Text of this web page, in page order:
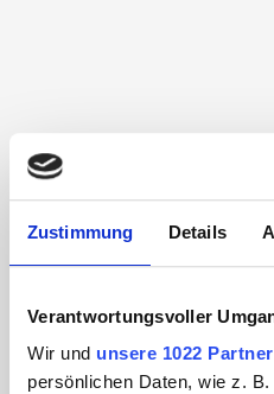
Zustimmung Details
Verantwortungsvoller
Wir und unsere 1022 Partner
persönlichen Daten, wie z.